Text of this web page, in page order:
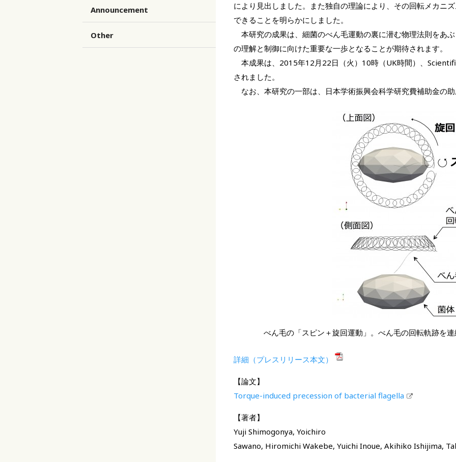
により見出しました。また独自の理論により、その回転メカニ
できることを明らかにしました。
本研究の成果は、細菌のべん毛運動の裏に潜む物理法則をあ
の理解と制御に向けた重要な一歩となることが期待されます。
本成果は、2015年12月22日（火）10時（UK時間）、
されました。
なお、本研究の一部は、日本学術振興会科学研究費補助金の助
べん毛の「スピン＋旋回運動」。べん毛の回転軌跡を連
詳細（プレスリリース本文）
【論文】
Torque-induced precession of bacterial flagella
【著者】
Yuji Shimogonya, Yoichiro
Sawano, Hiromichi Wakebe, Yuichi Inoue, Akihiko Ishijima,
Announcement
Other